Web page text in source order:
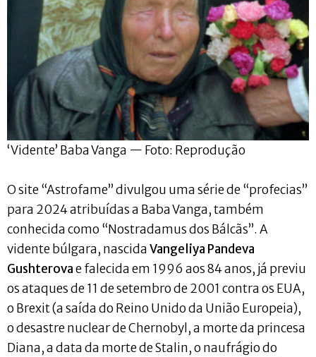
‘Vidente’ Baba Vanga — Foto: Reprodução
O site “Astrofame” divulgou uma série de “profecias”
para 2024 atribuídas a Baba Vanga, também
conhecida como “Nostradamus dos Bálcãs”. A
vidente búlgara, nascidaVangeliya Pandeva
Gushterovae falecida em 1996 aos 84 anos, já previu
os ataques de 11 de setembro de 2001 contra os EUA,
o Brexit (a saída do Reino Unido da União Europeia),
o desastre nuclear de Chernobyl, a morte da princesa
Diana, a data da morte de Stalin, o naufrágio do